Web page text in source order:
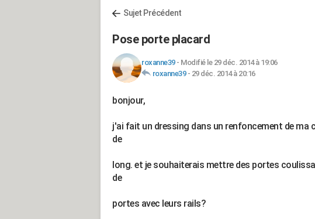
Sujet Précédent
Pose porte placard
roxanne39- Modifié le 29 déc. 2014 à 19:06
roxanne39- 29 déc. 2014 à 20:16
bonjour,
j'ai fait un dressing dans un renfoncement de ma
de
long. et je souhaiterais mettre des portes
de
portes avec leurs rails?